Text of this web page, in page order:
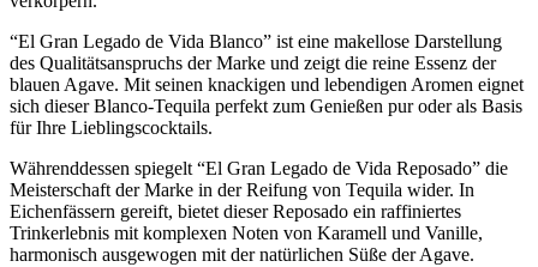
“El Gran Legado de Vida Blanco” ist eine makellose Darstellung
des Qualitätsanspruchs der Marke und zeigt die reine Essenz der
blauen Agave. Mit seinen knackigen und lebendigen Aromen eignet
sich dieser Blanco-Tequila perfekt zum Genießen pur oder als Basis
für Ihre Lieblingscocktails.
Währenddessen spiegelt “El Gran Legado de Vida Reposado” die
Meisterschaft der Marke in der Reifung von Tequila wider. In
Eichenfässern gereift, bietet dieser Reposado ein raffiniertes
Trinkerlebnis mit komplexen Noten von Karamell und Vanille,
harmonisch ausgewogen mit der natürlichen Süße der Agave.